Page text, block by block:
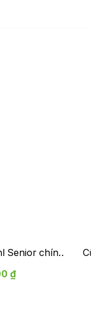
Senior chính
hành điện tử
₫